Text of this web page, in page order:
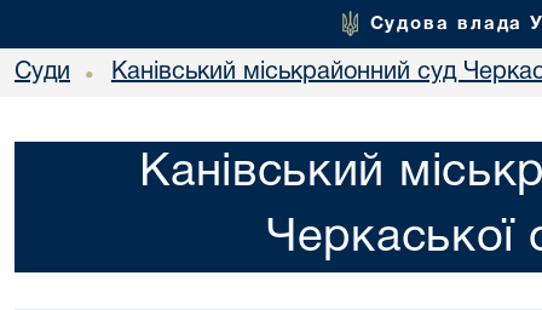
Судова влада
Суди • Канівський міськрайонний суд
Канівський
Черкаської